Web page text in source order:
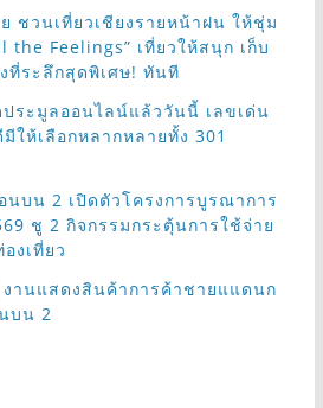
ชวนเที่ยวเชียงรายหน้าฝน ให้ชุ่ม
the Feelings” เที่ยวให้สนุก เก็บ
ที่ระลึกสุดพิเศษ! ทันที
ระมูลออนไลน์แล้ววันนี้ เลขเด่น
ให้เลือกหลากหลายทั้ง 301
นบน 2 เปิดตัวโครงการบูรณาการ
ชู 2 กิจกรรมกระตุ้นการใช้จ่าย
งเที่ยว
านแสดงสินค้าการค้าชายแแดนก
บน 2